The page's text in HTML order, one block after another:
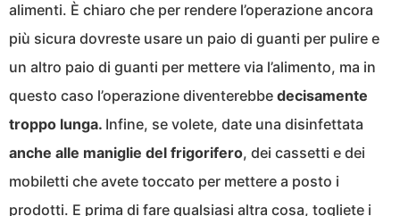
alimenti. È chiaro che per rendere l’operazione ancora
più sicura dovreste usare un paio di guanti per pulire e
un altro paio di guanti per mettere via l’alimento, ma in
questo caso l’operazione diventerebbe decisamente
troppo lunga. Infine, se volete, date una disinfettata
anche alle maniglie del frigorifero, dei cassetti e dei
mobiletti che avete toccato per mettere a posto i
prodotti. E prima di fare qualsiasi altra cosa, togliete i